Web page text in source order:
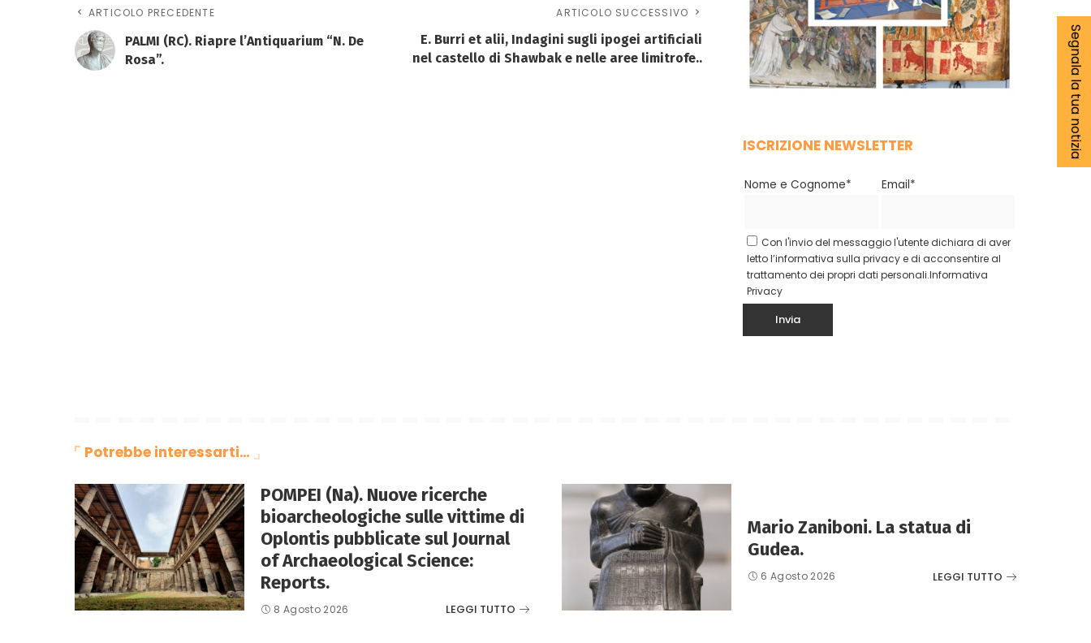
ARTICOLO PRECEDENTE
PALMI (RC). Riapre l’Antiquarium “N. De
Rosa”.
ARTICOLO SUCCESSIVO
E. Burri et alii, Indagini sugli ipogei artificiali
nel castello di Shawbak e nelle aree limitrofe..
ISCRIZIONE NEWSLETTER
Nome e Cognome* Email*
Con l'invio del messaggio l'utente dichiara di aver
letto l’informativa sulla privacy e di acconsentire al
trattamento dei propri dati personali.Informativa
Privacy
Potrebbe interessarti…
POMPEI (Na). Nuove ricerche
bioarcheologiche sulle vittime di
Oplontis pubblicate sul Journal
of Archaeological Science:
Reports.
8 Agosto 2026 LEGGI TUTTO
Mario Zaniboni. La statua di
Gudea.
6 Agosto 2026 LEGGI TUTTO
Segnala la tua notizia